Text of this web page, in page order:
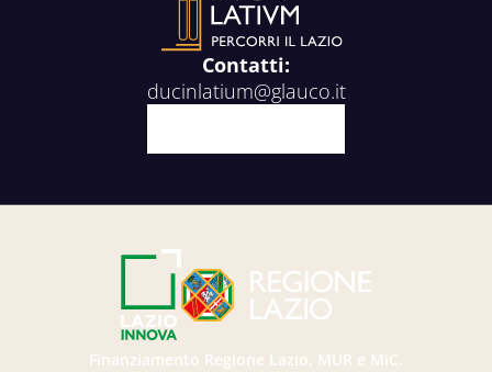
Contatti:
ducinlatium@glauco.it
Finanziamento Regione Lazio, MUR e MiC.